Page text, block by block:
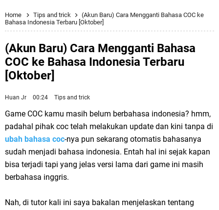
Home Tips and trick
(Akun Baru) Cara Mengganti Bahasa COC ke
Bahasa Indonesia Terbaru [Oktober]
(Akun Baru) Cara Mengganti Bahasa
COC ke Bahasa Indonesia Terbaru
[Oktober]
Huan Jr 00:24 Tips and trick
Game COC kamu masih belum berbahasa indonesia? hmm,
padahal pihak coc telah melakukan update dan kini tanpa di
ubah bahasa coc-nya pun sekarang otomatis bahasanya
sudah menjadi bahasa indonesia. Entah hal ini sejak kapan
bisa terjadi tapi yang jelas versi lama dari game ini masih
berbahasa inggris.
Nah, di tutor kali ini saya bakalan menjelaskan tentang